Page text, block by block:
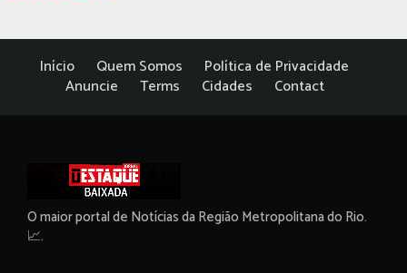
Início Quem Somos
Política de Privacidade
Anuncie
Terms Cidades Contact
O maior portal de Notícias da Região Metropolitana do Rio.
📈.